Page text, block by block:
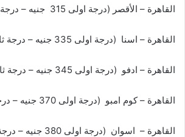
القاهرة – الأقصر (درجة اولى 315 جنيه – درجة ثانية 215 جنيه )
القاهرة – اسنا (درجة اولى 335 جنيه – درجة ثانية 220جنيه )
القاهرة – ادفو (درجة اولى 345 جنيه – درجة ثانية 240 جنيه )
القاهرة – كوم امبو (درجة اولى 370 جنيه – درجة ثانية 240 جنيه )
القاهرة – اسوان (درجة اولى 380 جنيه – درجة ثانية 245 جنيه )